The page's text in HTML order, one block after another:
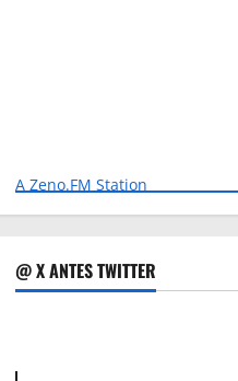
A Zeno.FM Station
@ X ANTES TWITTER